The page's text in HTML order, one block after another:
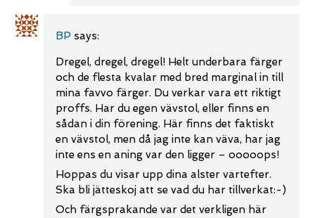
BP says:
Dregel, dregel, dregel! Helt underbara färger
och de flesta kvalar med bred marginal in till
mina favvo färger. Du verkar vara ett riktigt
proffs. Har du egen vävstol, eller finns en
sådan i din förening. Här finns det faktiskt
en vävstol, men då jag inte kan väva, har jag
inte ens en aning var den ligger – ooooops!
Hoppas du visar upp dina alster vartefter.
Ska bli jätteskoj att se vad du har tillverkat:-)
Och färgsprakande var det verkligen här